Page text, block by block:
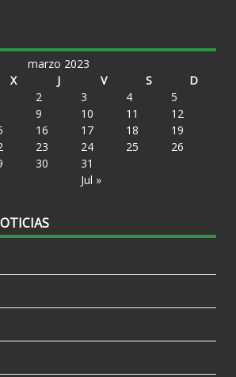
marzo 2023
X J V S D
Jul »
2 3 4
5
9 10 11
12
16 17 18
19
23 24 25
26
30 31